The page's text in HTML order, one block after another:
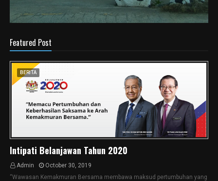
Featured Post
BERITA
Intipati Belanjawan Tahun 2020
Admin
October 30, 2019
“Wawasan Kemakmuran Bersama membawa maksud pertumbuhan yang